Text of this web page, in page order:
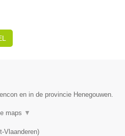
en in de provincie Henegouwen.
maps ▼
Vlaanderen)